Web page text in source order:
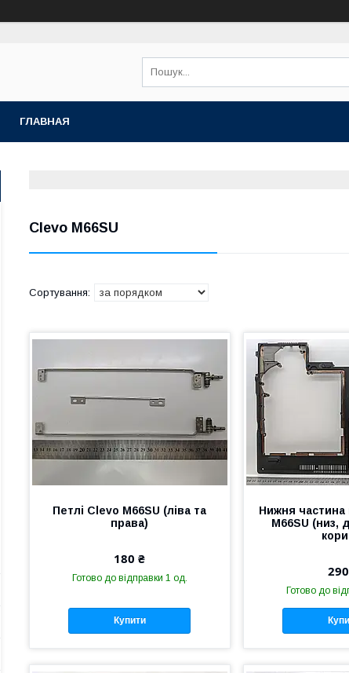
ГЛАВНАЯ
Clevo M66SU
Петлі Clevo M66SU (ліва та
права)
180 ₴
Готово до відправки 1 од.
Купити
Нижня частина
M66SU (низ,
Готово до